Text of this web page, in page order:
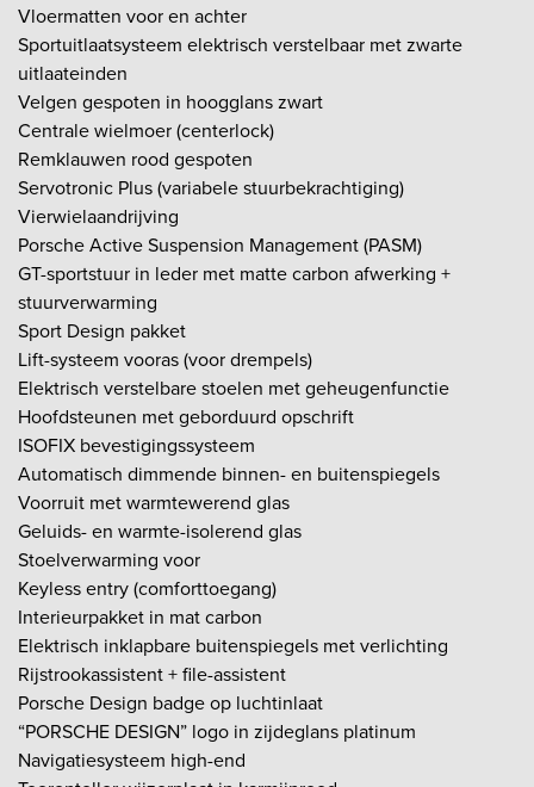
Vloermatten voor en achter
Sportuitlaatsysteem elektrisch verstelbaar met zwarte
uitlaateinden
Velgen gespoten in hoogglans zwart
Centrale wielmoer (centerlock)
Remklauwen rood gespoten
Servotronic Plus (variabele stuurbekrachtiging)
Vierwielaandrijving
Porsche Active Suspension Management (PASM)
GT-sportstuur in leder met matte carbon afwerking +
stuurverwarming
Sport Design pakket
Lift-systeem vooras (voor drempels)
Elektrisch verstelbare stoelen met geheugenfunctie
Hoofdsteunen met geborduurd opschrift
ISOFIX bevestigingssysteem
Automatisch dimmende binnen- en buitenspiegels
Voorruit met warmtewerend glas
Geluids- en warmte-isolerend glas
Stoelverwarming voor
Keyless entry (comforttoegang)
Interieurpakket in mat carbon
Elektrisch inklapbare buitenspiegels met verlichting
Rijstrookassistent + file-assistent
Porsche Design badge op luchtinlaat
“PORSCHE DESIGN” logo in zijdeglans platinum
Navigatiesysteem high-end